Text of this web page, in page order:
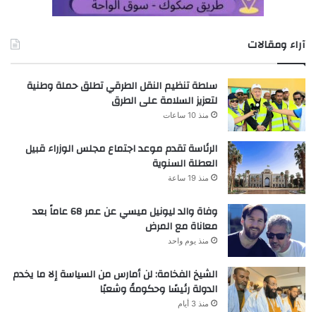
آراء ومقالات
سلطة تنظيم النقل الطرقي تطلق حملة وطنية
لتعزيز السلامة على الطرق
منذ 10 ساعات
الرئاسة تقدم موعد اجتماع مجلس الوزراء قبيل
العطلة السنوية
منذ 19 ساعة
وفاة والد ليونيل ميسي عن عمر 68 عاماً بعد
معاناة مع المرض
منذ يوم واحد
الشيخ الفخامة: لن أمارس من السياسة إلا ما يخدم
الدولة رئيسًا وحكومةً وشعبًا
منذ 3 أيام